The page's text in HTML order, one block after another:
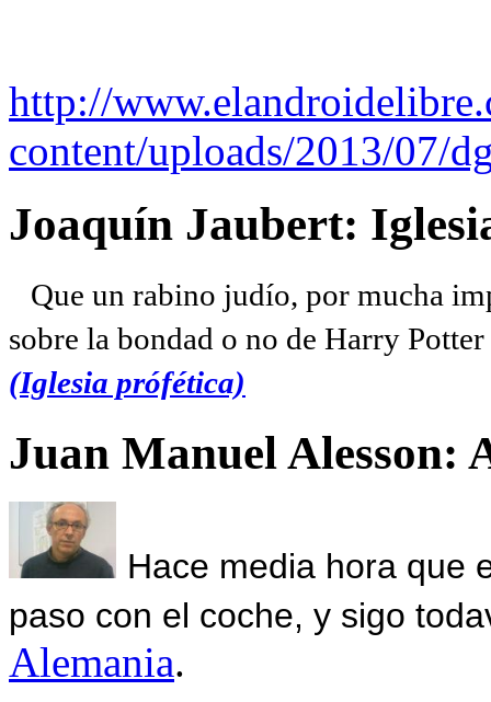
http://
content/uploads/2013/07/
Joaquín Jaubert:
Que un rabino judío, por mucha
sobre la bondad o no de Harry
(Iglesia prófética)
Juan Manuel Alesson:
Hace media hora que
paso con el coche, y sigo
Alemania.